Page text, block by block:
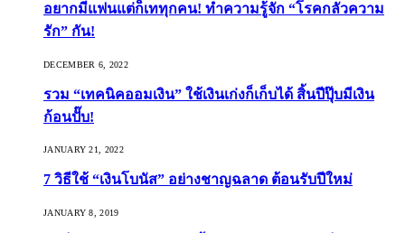
อยากมีแฟนแต่ก็เททุกคน! ทำความรู้จัก “โรคกลัวความ
รัก” กัน!
DECEMBER 6, 2022
รวม “เทคนิคออมเงิน” ใช้เงินเก่งก็เก็บได้ สิ้นปีปุ๊บมีเงิน
ก้อนปั๊บ!
JANUARY 21, 2022
7 วิธีใช้ “เงินโบนัส” อย่างชาญฉลาด ต้อนรับปีใหม่
JANUARY 8, 2019